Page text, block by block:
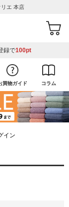
エ 本店
録で100pt
買物ガイド コラム
イン